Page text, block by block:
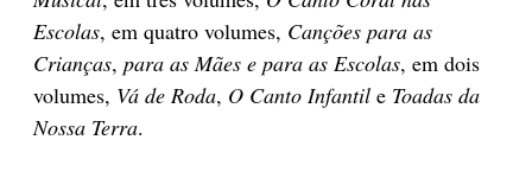
Escolas, em quatro volumes, Canções para as
Crianças, para as Mães e para as Escolas, em dois
volumes, Vá de Roda, O Canto Infantil e Toadas da
Nossa Terra.